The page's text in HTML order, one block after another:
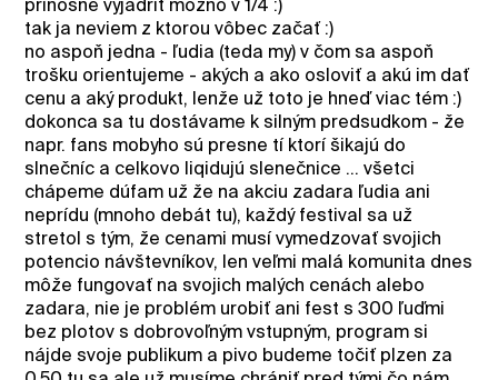
prínosne vyjadriť možno v 1/4 :)
tak ja neviem z ktorou vôbec začať :)
no aspoň jedna - ľudia (teda my) v čom sa aspoň
trošku orientujeme - akých a ako osloviť a akú im dať
cenu a aký produkt, lenže už toto je hneď viac tém :)
dokonca sa tu dostávame k silným predsudkom - že
napr. fans mobyho sú presne tí ktorí šikajú do
slnečníc a celkovo liqidujú slenečnice ... všetci
chápeme dúfam už že na akciu zadara ľudia ani
neprídu (mnoho debát tu), každý festival sa už
stretol s tým, že cenami musí vymedzovať svojich
potencio návštevníkov, len veľmi malá komunita dnes
môže fungovať na svojich malých cenách alebo
zadara, nie je problém urobiť ani fest s 300 ľuďmi
bez plotov s dobrovoľným vstupným, program si
nájde svoje publikum a pivo budeme točiť plzen za